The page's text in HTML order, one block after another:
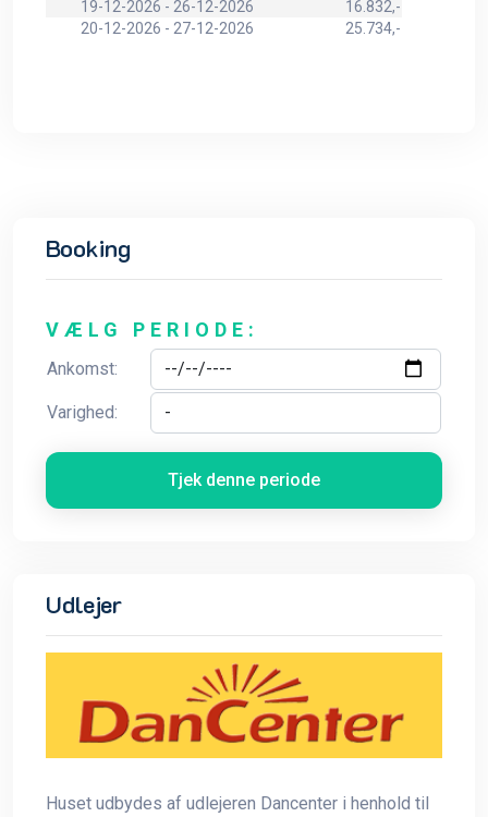
19-12-2026 - 26-12-2026
16.832,-
20-12-2026 - 27-12-2026
25.734,-
Booking
VÆLG PERIODE:
Ankomst:
Varighed:
Tjek denne periode
Udlejer
Huset udbydes af udlejeren Dancenter i henhold til